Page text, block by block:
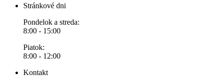
Stránkové dni
Pondelok a streda:
8:00 - 15:00
Piatok:
8:00 - 12:00
Kontakt